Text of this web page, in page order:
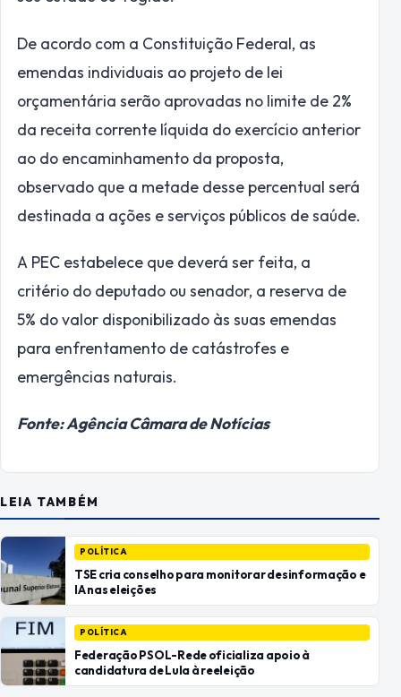
De acordo com a Constituição Federal, as
emendas individuais ao projeto de lei
orçamentária serão aprovadas no limite de 2%
da receita corrente líquida do exercício anterior
ao do encaminhamento da proposta,
observado que a metade desse percentual será
destinada a ações e serviços públicos de saúde.
A PEC estabelece que deverá ser feita, a
critério do deputado ou senador, a reserva de
5% do valor disponibilizado às suas emendas
para enfrentamento de catástrofes e
emergências naturais.
Fonte: Agência Câmara de Notícias
LEIA TAMBÉM
POLÍTICA
TSE cria conselho para monitorar desinformação e
IA nas eleições
POLÍTICA
Federação PSOL-Rede oficializa apoio à
candidatura de Lula à reeleição